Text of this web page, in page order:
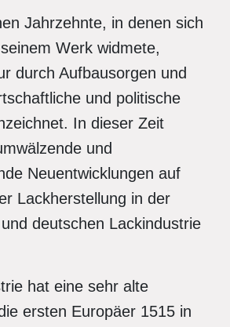
Jahrzehnte, in denen sich
Werk widmete,
durch Aufbausorgen und
und politische
In dieser Zeit
und
Neuentwicklungen auf
Lackherstellung in der
deutschen Lackindustrie
hat eine sehr alte
ersten Europäer 1515 in